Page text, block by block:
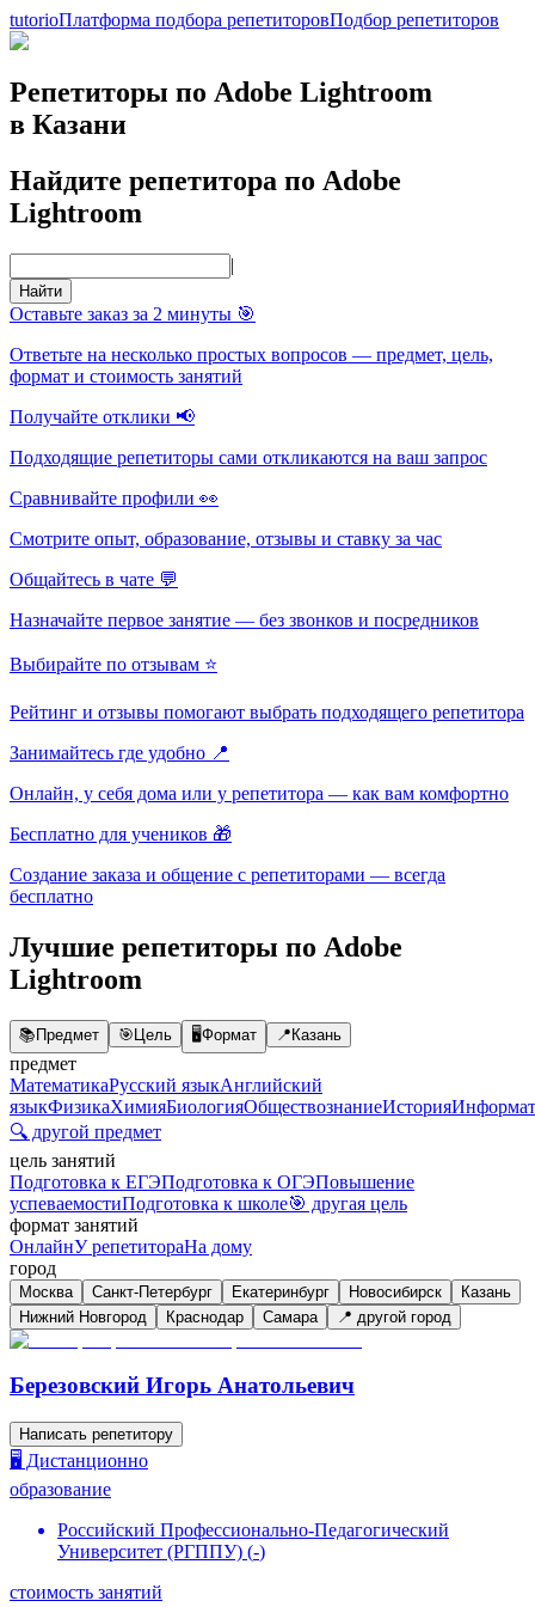
tutorioПлатформа подбора репетиторовПодбор репетиторов
Репетиторы по Adobe Lightroom
в Казани
Найдите репетитора по Adobe
Lightroom
|
Найти
Оставьте заказ за 2 минуты 🎯
Ответьте на несколько простых вопросов — предмет, цель,
формат и стоимость занятий
Получайте отклики 📢
Подходящие репетиторы сами откликаются на ваш запрос
Сравнивайте профили 👀
Смотрите опыт, образование, отзывы и ставку за час
Общайтесь в чате 💬
Назначайте первое занятие — без звонков и посредников
Выбирайте по отзывам ⭐
Рейтинг и отзывы помогают выбрать подходящего репетитора
Занимайтесь где удобно 📍
Онлайн, у себя дома или у репетитора — как вам комфортно
Бесплатно для учеников 🎁
Создание заказа и общение с репетиторами — всегда
бесплатно
Лучшие репетиторы по Adobe
Lightroom
📚Предмет 🎯Цель 🖥️Формат 📍Казань
предмет
МатематикаРусский языкАнглийский
языкФизикаХимияБиологияОбществознаниеИстория
🔍 другой предмет
цель занятий
Подготовка к ЕГЭПодготовка к ОГЭПовышение
успеваемостиПодготовка к школе🎯 другая цель
формат занятий
ОнлайнУ репетитораНа дому
город
Москва Санкт-Петербург Екатеринбург Новосибирск
Казань
Нижний Новгород
Краснодар Самара 📍 другой город
Березовский Игорь Анатольевич
Написать репетитору
🖥️ Дистанционно
образование
Российский Профессионально-Педагогический
Университет (РГППУ) (-)
стоимость занятий